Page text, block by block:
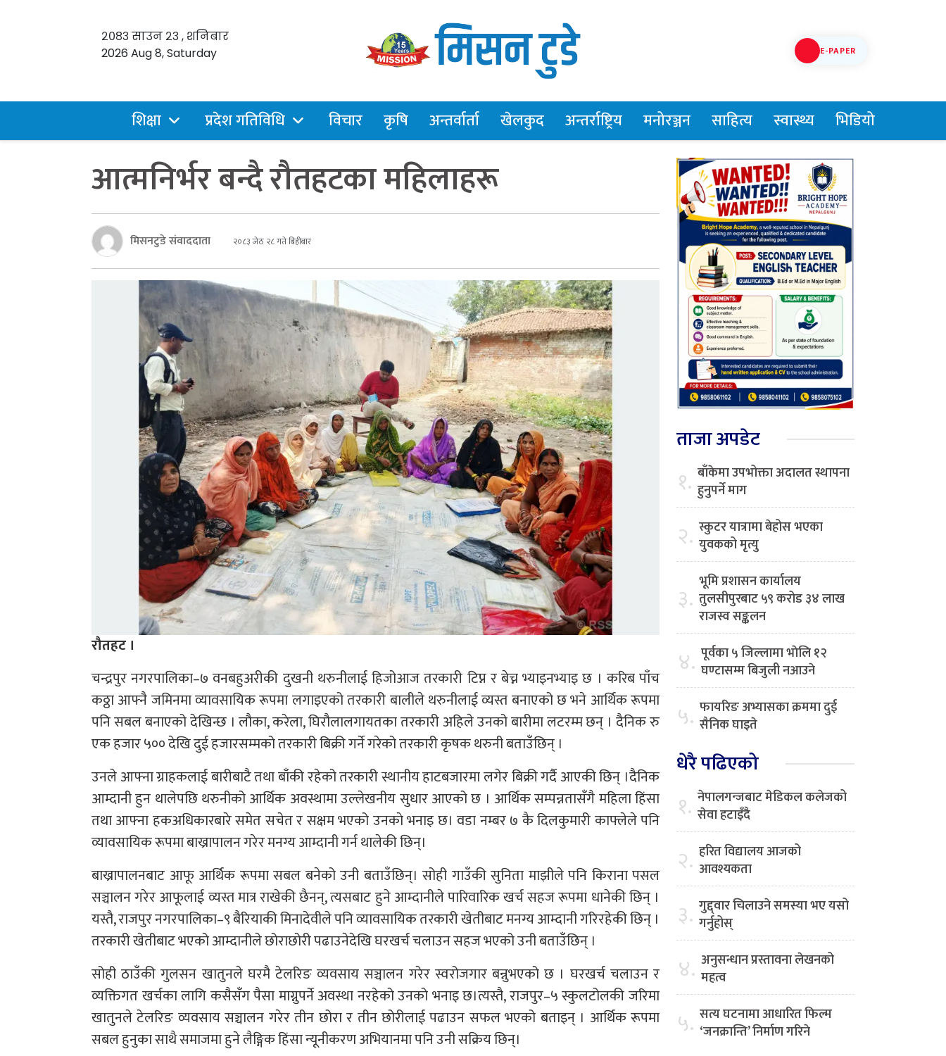
२०८३ साउन २३ , शनिबार
2026 Aug 8, Saturday
E-PAPER
शिक्षा प्रदेश गतिविधि विचार कृषि अन्तर्वार्ता खेलकुद अन्तर्राष्ट्रिय मनोरञ्जन साहित्य स्वास्थ्य भिडियो
आत्मनिर्भर बन्दै रौतहटका महिलाहरू
मिसनटुडे संवाददाता २०८३ जेठ २८ गते बिहीबार
रौतहट ।
चन्द्रपुर नगरपालिका–७ वनबहुअरीकी दुखनी थरुनीलाई हिजोआज तरकारी टिप्न र बेच्न भ्याइनभ्याइ छ । करिब पाँच
कठ्ठा आफ्नै जमिनमा व्यावसायिक रूपमा लगाइएको तरकारी बालीले थरुनीलाई व्यस्त बनाएको छ भने आर्थिक रूपमा
पनि सबल बनाएको देखिन्छ । लौका, करेला, घिरौलालगायतका तरकारी अहिले उनको बारीमा लटरम्म छन् । दैनिक रु
एक हजार ५०० देखि दुई हजारसम्मको तरकारी बिक्री गर्ने गरेको तरकारी कृषक थरुनी बताउँछिन् ।
उनले आफ्ना ग्राहकलाई बारीबाटै तथा बाँकी रहेको तरकारी स्थानीय हाटबजारमा लगेर बिक्री गर्दै आएकी छिन् ।दैनिक
आम्दानी हुन थालेपछि थरुनीको आर्थिक अवस्थामा उल्लेखनीय सुधार आएको छ । आर्थिक सम्पन्नतासँगै महिला हिंसा
तथा आफ्ना हकअधिकारबारे समेत सचेत र सक्षम भएको उनकाे भनाइ छ। वडा नम्बर ७ कै दिलकुमारी काफ्लेले पनि
व्यावसायिक रूपमा बाख्रापालन गरेर मनग्य आम्दानी गर्न थालेकी छिन्।
बाख्रापालनबाट आफू आर्थिक रूपमा सबल बनेको उनी बताउँछिन्। सोही गाउँकी सुनिता माझीले पनि किराना पसल
सञ्चालन गरेर आफूलाई व्यस्त मात्र राखेकी छैनन्, त्यसबाट हुने आम्दानीले पारिवारिक खर्च सहज रूपमा धानेकी छिन् ।
यस्तै, राजपुर नगरपालिका–९ बैरियाकी मिनादेवीले पनि व्यावसायिक तरकारी खेतीबाट मनग्य आम्दानी गरिरहेकी छिन् ।
तरकारी खेतीबाट भएको आम्दानीले छोराछोरी पढाउनेदेखि घरखर्च चलाउन सहज भएको उनी बताउँछिन् ।
सोही ठाउँकी गुलसन खातुनले घरमै टेलरिङ व्यवसाय सञ्चालन गरेर स्वरोजगार बन्नुभएको छ । घरखर्च चलाउन र
व्यक्तिगत खर्चका लागि कसैसँग पैसा माग्नुपर्ने अवस्था नरहेको उनको भनाइ छ।त्यस्तै, राजपुर–५ स्कुलटोलकी जरिमा
खातुनले टेलरिङ व्यवसाय सञ्चालन गरेर तीन छोरा र तीन छोरीलाई पढाउन सफल भएको बताइन् । आर्थिक रूपमा
सबल हुनुका साथै समाजमा हुने लैङ्गिक हिंसा न्यूनीकरण अभियानमा पनि उनी सक्रिय छिन्।
ताजा अपडेट
१. बाँकेमा उपभोक्ता अदालत स्थापना
हुनुपर्ने माग
२. स्कुटर यात्रामा बेहोस भएका
युवकको मृत्यु
३. भूमि प्रशासन कार्यालय
तुलसीपुरबाट ५९ करोड ३४ लाख
राजस्व सङ्कलन
४. पूर्वका ५ जिल्लामा भाेलि १२
घण्टासम्म बिजुली नआउने
५. फायरिङ अभ्यासका क्रममा दुई
सैनिक घाइते
धेरै पढिएको
१. नेपालगन्जबाट मेडिकल कलेजको
सेवा हटाइँदै
२. हरित विद्यालय आजको
आवश्यकता
३. गुद्द्वार चिलाउने समस्या भए यसो
गर्नुहोस्
४. अनुसन्धान प्रस्तावना लेखनको
महत्व
५. सत्य घटनामा आधारित फिल्म
‘जनक्रान्ति’ निर्माण गरिने